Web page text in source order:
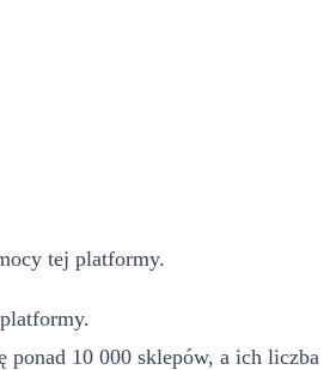
tej platformy.
10 000 sklepów, a ich liczba